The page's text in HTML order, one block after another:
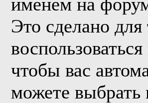
Это сделано
чтобы вас
можете выбрать